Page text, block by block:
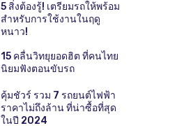
5 สิ่งต้องรู้! เตรียมรถให้พร้อม
สำหรับการใช้งานในฤดู
หนาว!
15 คลื่นวิทยุยอดฮิต ที่คนไทย
นิยมฟังตอนขับรถ
คุ้มชัวร์ รวม 7 รถยนต์ไฟฟ้า
ราคาไม่ถึงล้าน ที่น่าซื้อที่สุด
ในปี 2024